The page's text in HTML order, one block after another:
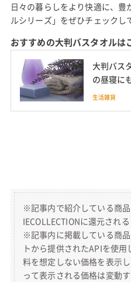
日々の暮らしをより快適に、
ルシリーズ」をぜひチェックし
おすすめの大判バスタオルは
大判バス
の昼寝に
ンも紹介
生活雑貨
※記事内で紹介している商
IECOLLECTIONに還元され
※記事内に掲載している商
トから提供されたAPIを使
料を想定しない価格を表示
って表示される価格は変動